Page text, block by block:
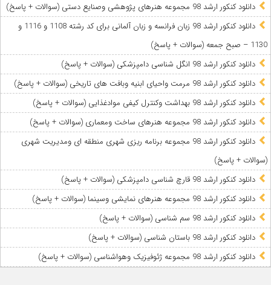
دانلود کنکور ارشد 98 مجموعه هنرهای پژوهشی وصنایع دستی (سوالات + پاسخ)
دانلود کنکور ارشد 98 زبان فرانسه و زبان آلمانی برای کد رشته 1108 و 1116 و
1130 – صبح جمعه (سوالات + پاسخ)
دانلود کنکور ارشد 98 انگل شناسی دامپزشکی (سوالات + پاسخ)
دانلود کنکور ارشد 98 مرمت واحیای ابنیه وبافت های تاریخی (سوالات + پاسخ)
دانلود کنکور ارشد 98 بهداشت وکنترل کیفی موادغذایی (سوالات + پاسخ)
دانلود کنکور ارشد 98 مجموعه هنرهای ساخت ومعماری (سوالات + پاسخ)
دانلود کنکور ارشد 98 مجموعه برنامه ریزی شهری منطقه ای ومدیریت شهری
(سوالات + پاسخ)
دانلود کنکور ارشد 98 قارچ شناسی دامپزشکی (سوالات + پاسخ)
دانلود کنکور ارشد 98 مجموعه هنرهای نمایشی وسینما (سوالات + پاسخ)
دانلود کنکور ارشد 98 سم شناسی (سوالات + پاسخ)
دانلود کنکور ارشد 98 باستان شناسی (سوالات + پاسخ)
دانلود کنکور ارشد 98 مجموعه ژئوفیزیک وهواشناسی (سوالات + پاسخ)